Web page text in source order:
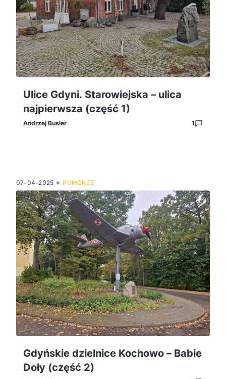
Ulice Gdyni. Starowiejska – ulica
najpierwsza (część 1)
Andrzej Busler 1
07-04-2025 POMORZE
Gdyńskie dzielnice Kochowo – Babie
Doły (część 2)